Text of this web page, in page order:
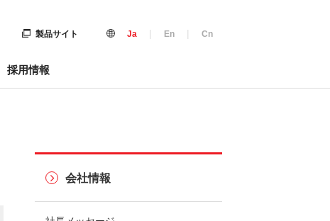
製品サイト Ja | En | Cn
採用情報
会社情報